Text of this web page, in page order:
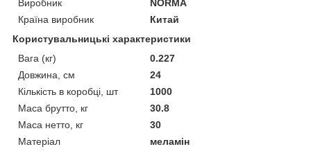
Виробник
NORMA
Країна виробник
Китай
Користувальницькі характеристики
Вага (кг)
0.227
Довжина, см
24
Кількість в коробці, шт
1000
Маса брутто, кг
30.8
Маса нетто, кг
30
Матеріал
меламін